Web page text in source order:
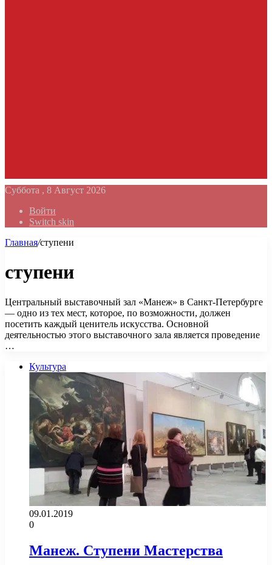
Суббота , 8 Август 2026
Войти
Switch skin
Главная/ступени
ступени
Центральный выставочный зал «Манеж» в Санкт-Петербурге
— одно из тех мест, которое, по возможности, должен
посетить каждый ценитель искусства. Основной
деятельностью этого выставочного зала является проведение
…
Культура
09.01.2019
0
Манеж. Ступени Мастерства